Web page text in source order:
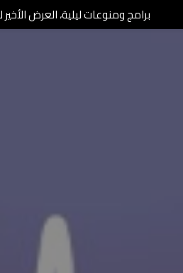
برامج ومنوعات ليلية، العرض الأخير